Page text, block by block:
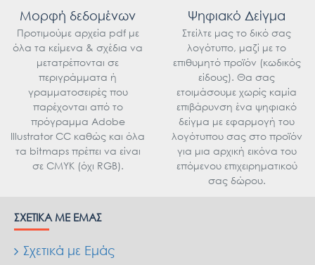
Μορφή δεδομένων
Προτιμούμε αρχεία pdf με
όλα τα κείμενα & σχέδια να
μετατρέπονται σε
περιγράμματα ή
γραμματοσειρές που
παρέχονται από το
πρόγραμμα Adobe
Illustrator CC καθώς και όλα
τα bitmaps πρέπει να είναι
σε CMYK (όχι RGB).
Ψηφιακό Δείγμα
Στείλτε μας το δικό σας
λογότυπο, μαζί με το
επιθυμητό προϊόν (κωδικός
είδους). Θα σας
ετοιμάσουμε χωρίς καμία
επιβάρυνση ένα ψηφιακό
δείγμα με εφαρμογή του
λογότυπου σας στο προϊόν
για μια αρχική εικόνα του
επόμενου επιχειρηματικού
σας δώρου.
ΣΧΕΤΙΚΆ ΜΕ ΕΜΆΣ
Σχετικά με Εμάς